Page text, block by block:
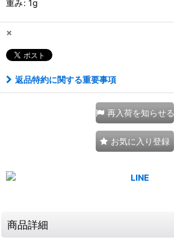
重み: 1g
×
返品特約に関する重要事項
再入荷を知らせる
お気に入り登録
商品詳細